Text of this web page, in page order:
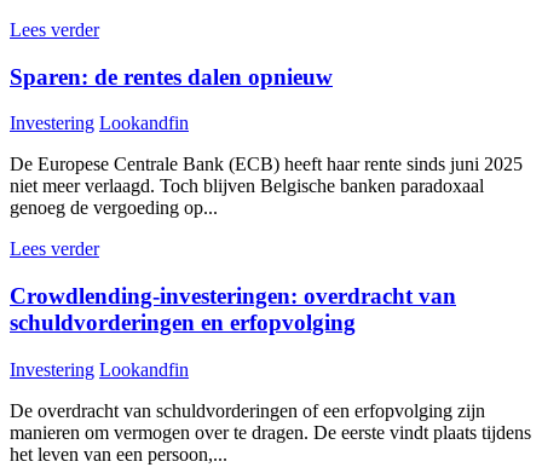
Lees verder
Sparen: de rentes dalen opnieuw
Investering Lookandfin
De Europese Centrale Bank (ECB) heeft haar rente sinds juni 2025
niet meer verlaagd. Toch blijven Belgische banken paradoxaal
genoeg de vergoeding op...
Lees verder
Crowdlending-investeringen: overdracht van
schuldvorderingen en erfopvolging
Investering Lookandfin
De overdracht van schuldvorderingen of een erfopvolging zijn
manieren om vermogen over te dragen. De eerste vindt plaats tijdens
het leven van een persoon,...